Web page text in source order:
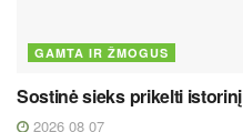
GAMTA IR ŽMOGUS
Sostinė sieks prikelti
2026 08 07